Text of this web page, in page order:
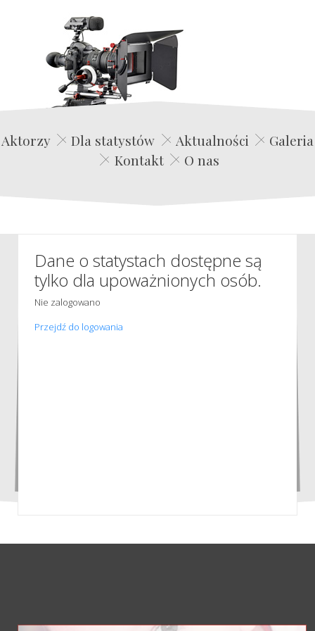
Edwin Film Agencja Aktorska
Aktorzy Dla statystów Aktualności
Galeria
Kontakt
O nas
Dane o statystach dostępne są
tylko dla upoważnionych osób.
Nie zalogowano
Przejdź do logowania